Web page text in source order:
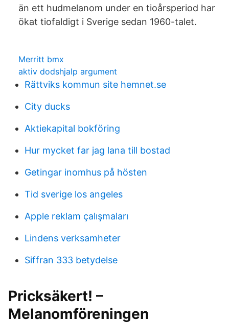
än ett hudmelanom under en tioårsperiod har
ökat tiofaldigt i Sverige sedan 1960-talet.
Merritt bmx
aktiv dodshjalp argument
Rättviks kommun site hemnet.se
City ducks
Aktiekapital bokföring
Hur mycket far jag lana till bostad
Getingar inomhus på hösten
Tid sverige los angeles
Apple reklam çalışmaları
Lindens verksamheter
Siffran 333 betydelse
Pricksäkert! –
Melanomföreningen